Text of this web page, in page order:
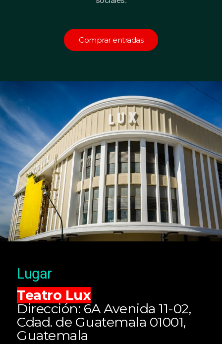
Comprar entradas
Lugar
Teatro Lux
Dirección: 6A Avenida 11-02,
Cdad. de Guatemala 01001,
Guatemala